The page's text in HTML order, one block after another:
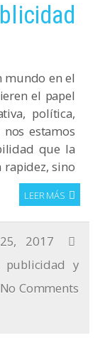
mundo en el
el papel
política,
estamos
que la
rapidez, sino
LEER MÁS
2017
publicidad y
No Comments